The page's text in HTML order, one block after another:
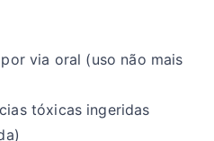
via oral (uso não mais
tóxicas ingeridas